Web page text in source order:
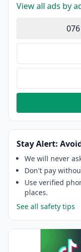
View all ads by
Stay Alert:
We will never
Don't pay
Use verified
places.
See all safety tips